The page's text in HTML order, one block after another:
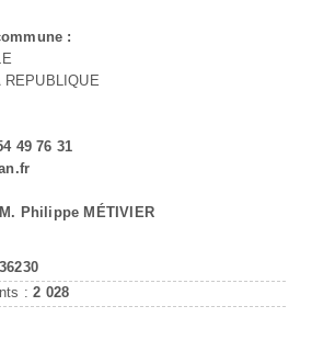
:
REPUBLIQUE
49 76 31
M. Philippe MÉTIVIER
36230
:2 028